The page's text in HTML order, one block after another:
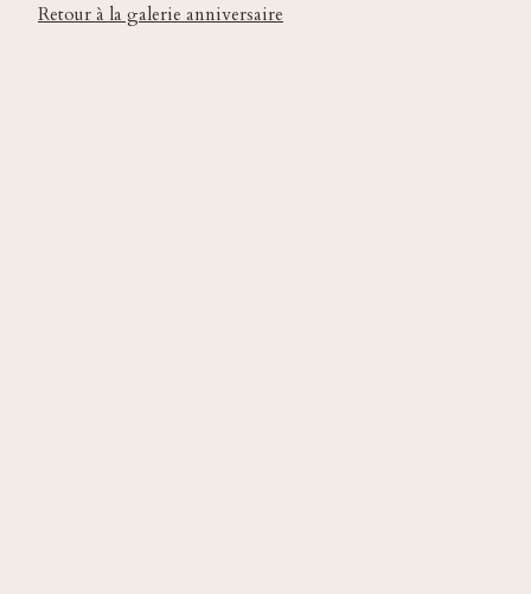
Retour à la galerie anniversaire